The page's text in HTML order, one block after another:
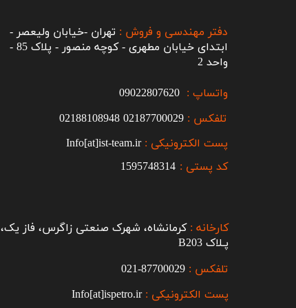
تلفکس : 02187700029
02188108948
پست الکترونیکی :Info[at]ist-team.ir
واتساپ :
دفتر مهندسی و فروش : تهران -خیابان ولیعصر -
ابتدای خیابان مطهری - کوچه منصور - پلاک 85 -
واحد 2
کارخانه : کرمانشاه، شهرک صنعتی زاگرس، فاز یک،
پـلاک B203​​​​​​​
کد پستی : 1595748314
پست الکترونیکی :Info[at]ispetro.ir
تلفکس : 87700029-021​​​​​​​